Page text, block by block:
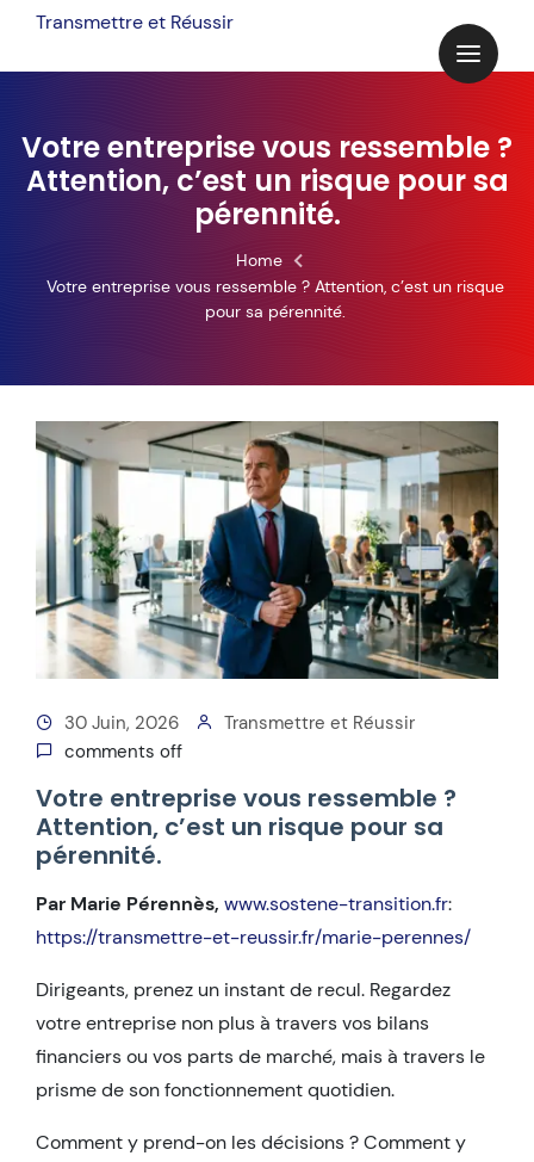
content
Transmettre et Réussir
Votre entreprise vous ressemble ?
Attention, c’est un risque pour sa
pérennité.
Home
Votre entreprise vous ressemble ? Attention, c’est un risque
pour sa pérennité.
30 Juin, 2026
Transmettre et Réussir
comments off
Votre entreprise vous ressemble ?
Attention, c’est un risque pour sa
pérennité.
Par Marie Pérennès, www.sostene-transition.fr:
https://transmettre-et-reussir.fr/marie-perennes/
Dirigeants, prenez un instant de recul. Regardez
votre entreprise non plus à travers vos bilans
financiers ou vos parts de marché, mais à travers le
prisme de son fonctionnement quotidien.
Comment y prend-on les décisions ? Comment y